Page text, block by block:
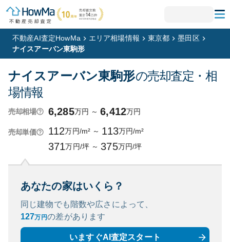
不動産AI査定HowMa エリア相場情報 東京都
墨田区
ナイスアーバン東駒形
ナイスアーバン東駒形の売却査定・相
場情報
売却相場 6,285万円 ～ 6,412万円
売却単価 112万円/m² ～ 113万円/m²
371万円/坪 ～ 375万円/坪
あなたの家はいくら？
同じ建物でも階数や広さによって、
127万円の差があります
いますぐAI査定スタート